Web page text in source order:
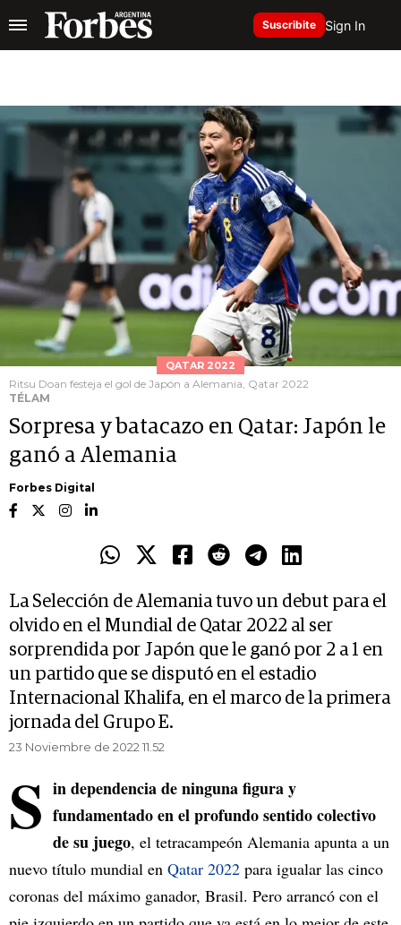
Suscribite Sign In
QATAR 2022
Ritsu Doan festeja el gol de Japón a Alemania, Qatar 2022
TÉLAM
Sorpresa y batacazo en Qatar: Japón le
ganó a Alemania
Forbes Digital
La Selección de Alemania tuvo un debut para el
olvido en el Mundial de Qatar 2022 al ser
sorprendida por Japón que le ganó por 2 a 1 en
un partido que se disputó en el estadio
Internacional Khalifa, en el marco de la primera
jornada del Grupo E.
23 Noviembre de 2022 11.52
S in dependencia de ninguna figura y
fundamentado en el profundo sentido colectivo
de su juego, el tetracampeón Alemania apunta a un
nuevo título mundial en Qatar 2022 para igualar las cinco
coronas del máximo ganador, Brasil. Pero arrancó con el